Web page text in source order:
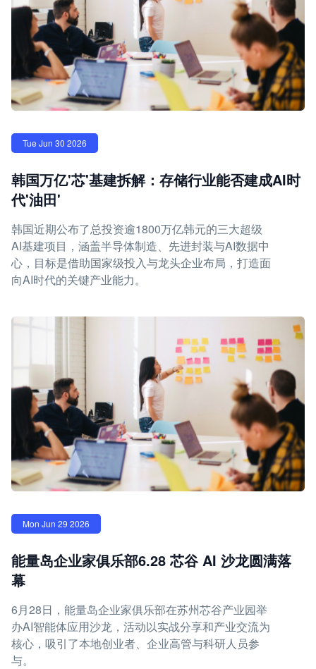
Tue Jun 30 2026
韩国万亿'芯'基建拆解：存储行业能否建成AI时
代'油田'
韩国近期公布了总投资逾1800万亿韩元的三大超级
AI基建项目，涵盖半导体制造、先进封装与AI数据中
心，目标是借助国家级投入与龙头企业布局，打造面
向AI时代的关键产业能力。
Mon Jun 29 2026
能量岛企业家俱乐部6.28 芯谷 AI 沙龙圆满落
幕
6月28日，能量岛企业家俱乐部在苏州芯谷产业园举
办AI智能体应用沙龙，活动以实战分享和产业交流为
核心，吸引了本地创业者、企业高管与科研人员参
与。